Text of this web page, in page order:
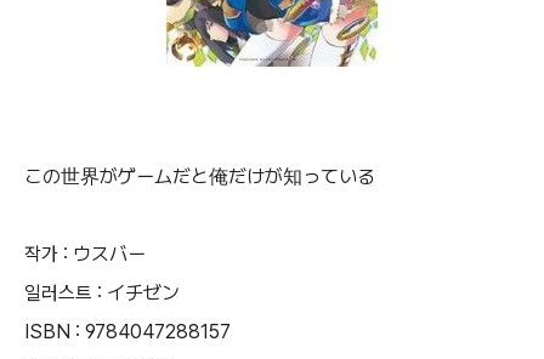
この世界がゲームだと俺だけが知っている
작가 : ウスバー
일러스트 : イチゼン
ISBN : 9784047288157